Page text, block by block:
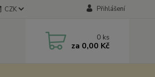
CZK Přihlášení
0 ks
za 0,00 Kč